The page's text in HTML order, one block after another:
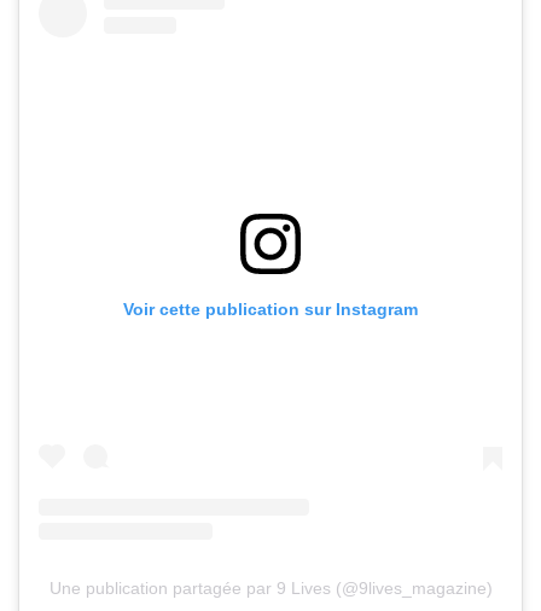
Voir cette publication sur Instagram
Une publication partagée par 9 Lives (@9lives_magazine)